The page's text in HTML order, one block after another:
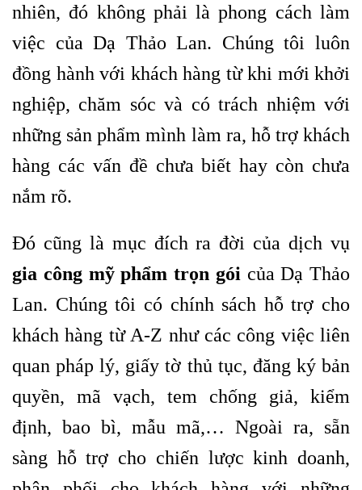
nhiên, đó không phải là phong cách làm
việc của Dạ Thảo Lan. Chúng tôi luôn
đồng hành với khách hàng từ khi mới khởi
nghiệp, chăm sóc và có trách nhiệm với
những sản phẩm mình làm ra, hỗ trợ khách
hàng các vấn đề chưa biết hay còn chưa
nắm rõ.
Đó cũng là mục đích ra đời của dịch vụ
gia công mỹ phẩm trọn gói của Dạ Thảo
Lan. Chúng tôi có chính sách hỗ trợ cho
khách hàng từ A-Z như các công việc liên
quan pháp lý, giấy tờ thủ tục, đăng ký bản
quyền, mã vạch, tem chống giả, kiểm
định, bao bì, mẫu mã,… Ngoài ra, sẵn
sàng hỗ trợ cho chiến lược kinh doanh,